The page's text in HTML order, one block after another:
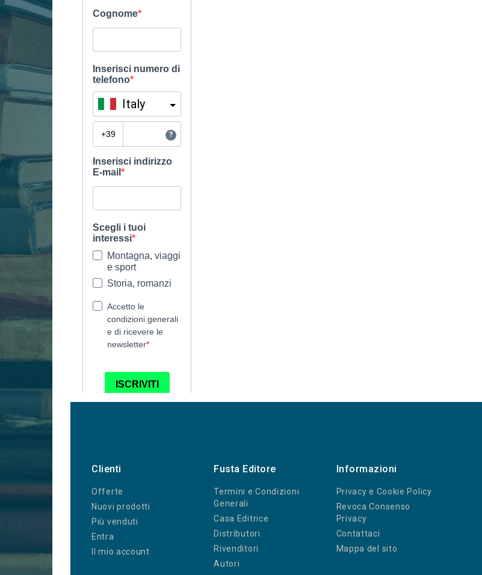
Clienti
Offerte
Nuovi prodotti
Più venduti
Entra
Il mio account
Fusta Editore
Termini e Condizioni
Generali
Casa Editrice
Distributori
Rivenditori
Autori
Informazioni
Privacy e Cookie Policy
Revoca Consenso
Privacy
Contattaci
Mappa del sito